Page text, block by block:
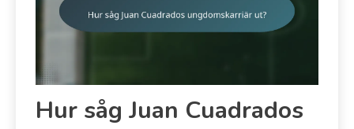
Hur såg Juan Cuadrados